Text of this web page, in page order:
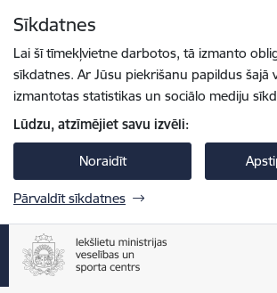
Sīkdatnes
Lai šī tīmekļvietne darbotos, tā izmanto
sīkdatnes. Ar Jūsu piekrišanu papildus šajā
izmantotas statistikas un sociālo mediju
Lūdzu, atzīmējiet savu izvēli:
Noraidīt
Pārvaldīt sīkdatnes